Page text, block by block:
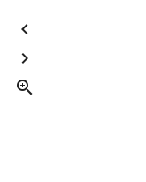


